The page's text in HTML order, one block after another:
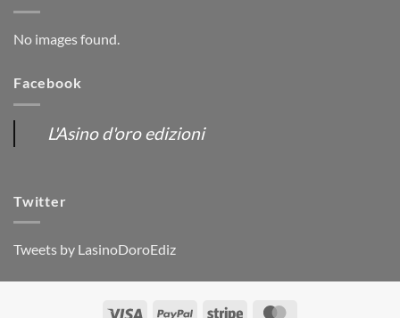
No images found.
Facebook
L'Asino d'oro edizioni
Twitter
Tweets by LasinoDoroEdiz
Visa PayPal Stripe